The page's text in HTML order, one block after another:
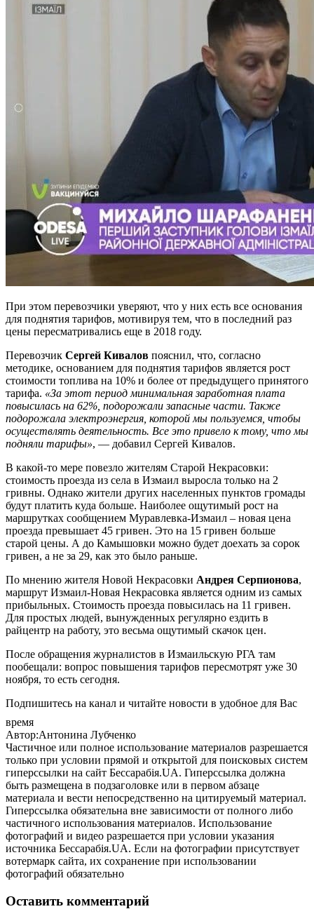
При этом перевозчики уверяют, что у них есть все основания
для поднятия тарифов, мотивируя тем, что в последний раз
цены пересматривались еще в 2018 году.
Перевозчик Сергей Кивалов пояснил, что, согласно
методике, основанием для поднятия тарифов является рост
стоимости топлива на 10% и более от предыдущего принятого
тарифа. «За этот период минимальная заработная плата
повысилась на 62%, подорожали запасные части. Также
подорожала электроэнергия, которой мы пользуемся, чтобы
осуществлять деятельность. Все это привело к тому, что мы
подняли тарифы», — добавил Сергей Кивалов.
В какой-то мере повезло жителям Старой Некрасовки:
стоимость проезда из села в Измаил выросла только на 2
гривны. Однако жители других населенных пунктов громады
будут платить куда больше. Наиболее ощутимый рост на
маршрутках сообщением Муравлевка-Измаил – новая цена
проезда превышает 45 гривен. Это на 15 гривен больше
старой цены. А до Камышовки можно будет доехать за сорок
гривен, а не за 29, как это было раньше.
По мнению жителя Новой Некрасовки Андрея Серпионова,
маршрут Измаил-Новая Некрасовка является одним из самых
прибыльных. Стоимость проезда повысилась на 11 гривен.
Для простых людей, вынужденных регулярно ездить в
райцентр на работу, это весьма ощутимый скачок цен.
После обращения журналистов в Измаильскую РГА там
пообещали: вопрос повышения тарифов пересмотрят уже 30
ноября, то есть сегодня.
Подпишитесь на канал и читайте новости в удобное для Вас
время
Автор:Антонина Лубченко
Частичное или полное использование материалов разрешается
только при условии прямой и открытой для поисковых систем
гиперссылки на сайт Бессарабія.UA. Гиперссылка должна
быть размещена в подзаголовке или в первом абзаце
материала и вести непосредственно на цитируемый материал.
Гиперссылка обязательна вне зависимости от полного либо
частичного использования материалов. Использование
фотографий и видео разрешается при условии указания
источника Бессарабія.UA. Если на фотографии присутствует
вотермарк сайта, их сохранение при использовании
фотографий обязательно
Оставить комментарий